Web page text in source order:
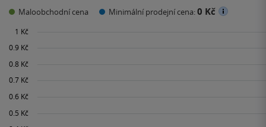
Maloobchodní cena Minimální prodejní cena:0 Kč